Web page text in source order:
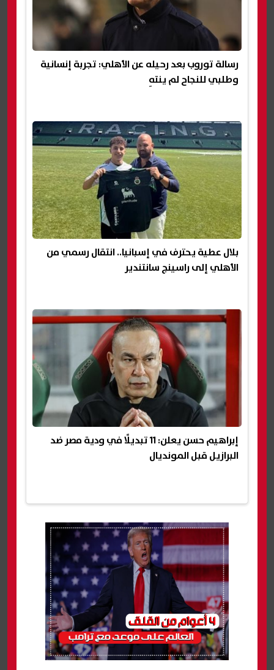
رسالة توروب بعد رحيله عن الأهلي: تجربة إنسانية
وطلبي للنجاح لم ينتهِ
بلال عطية يحترف في إسبانيا.. انتقال رسمي من
الأهلي إلى راسينج سانتندير
إبراهيم حسن يعلن: 11 تبديلًا في ودية مصر ضد
البرازيل قبل المونديال